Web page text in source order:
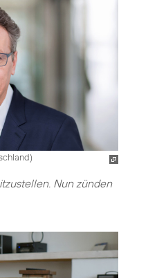
)
Nun zünden